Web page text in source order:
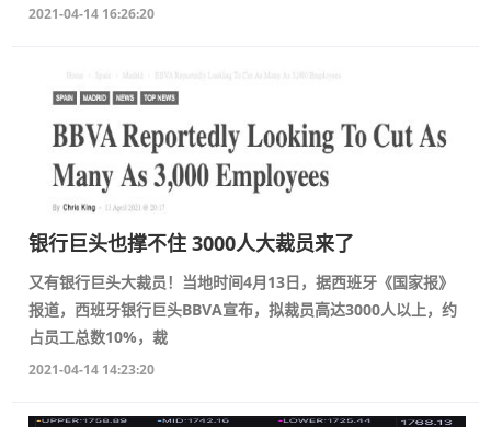
2021-04-14 16:26:20
银行巨头也撑不住 3000人大裁员来了
又有银行巨头大裁员！当地时间4月13日，据西班牙《国家报》
报道，西班牙银行巨头BBVA宣布，拟裁员高达3000人以上，约
占员工总数10%，裁
2021-04-14 14:23:20